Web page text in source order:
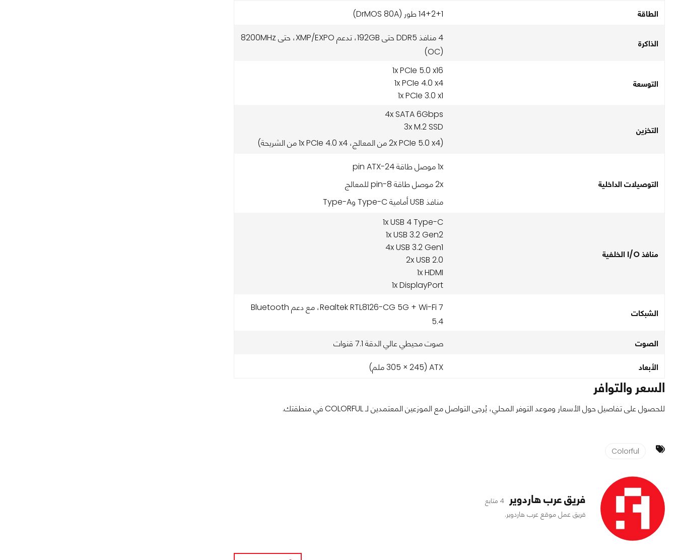
الطاقة 14+2+1 طور (DrMOS 80A)
الذاكرة
4 منافذ DDR5 حتى 192GB، تدعم XMP/EXPO، حتى 8200MHz
(OC)
التوسعة
1x PCIe 5.0 x16
1x PCIe 4.0 x4
1x PCIe 3.0 x1
التخزين
4x SATA 6Gbps
3x M.2 SSD
(2x PCIe 5.0 x4 من المعالج، 1x PCIe 4.0 x4 من الشريحة)
التوصيلات الداخلية
1x موصل طاقة 24-pin ATX
2x موصل طاقة 8-pin للمعالج
منافذ USB أمامية Type-C وType-A
منافذ I/O الخلفية
1x USB 4 Type-C
1x USB 3.2 Gen2
4x USB 3.2 Gen1
2x USB 2.0
1x HDMI
1x DisplayPort
الشبكات
Realtek RTL8126-CG 5G + Wi-Fi 7، مع دعم Bluetooth
5.4
الصوت
صوت محيطي عالي الدقة 7.1 قنوات
الأبعاد ATX (305 × 245 ملم)
السعر والتوافر
للحصول على تفاصيل حول الأسعار وموعد التوفر المحلي، يُرجى التواصل مع الموزعين المعتمدين لـ COLORFUL في منطقتك.
Colorful
فريق عرب هاردوير 4 متابع
فريق عمل موقع عرب هاردوير.